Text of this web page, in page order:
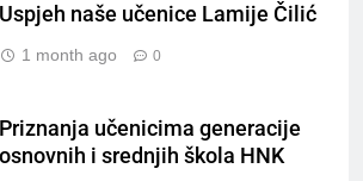
Uspjeh naše učenice Lamije Čilić
1 month ago 0
Priznanja učenicima generacije
osnovnih i srednjih škola HNK